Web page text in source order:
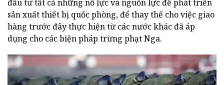
đầu tư tất cả những nỗ lực và nguồn lực để phát triển
sản xuất thiết bị quốc phòng, để thay thế cho việc giao
hàng trước đây thực hiện từ các nước khác đã áp
dụng cho các biện pháp trừng phạt Nga.